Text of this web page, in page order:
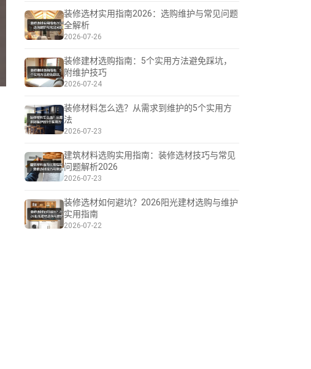
装修选材实用指南2026：选购维护与常见问题
全解析
2026-07-26
装修建材选购指南：5个实用方法避免踩坑，
附维护技巧
2026-07-24
装修材料怎么选？从需求到维护的5个实用方
法
2026-07-23
建筑材料选购实用指南：装修选材技巧与常见
问题解析2026
2026-07-23
装修选材如何避坑？2026阳光建材选购与维护
实用指南
2026-07-22